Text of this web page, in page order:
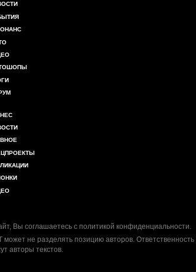
Вы соглашаетесь с политикой конфиденциальности.
не разделять позицию авторов.
авторы текстов.